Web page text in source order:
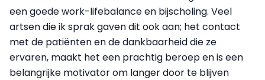
een goede work-lifebalance en bijscholing. Veel
artsen die ik sprak gaven dit ook aan; het contact
met de patiënten en de dankbaarheid die ze
ervaren, maakt het een prachtig beroep en is een
belangrijke motivator om langer door te blijven